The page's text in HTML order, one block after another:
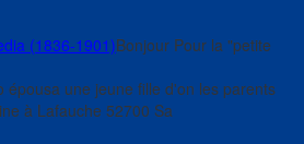
(1836-1901)Bonjour Pour la "petite
épousa une jeune fille d'on les parents
à Lafauche 52700 Sa